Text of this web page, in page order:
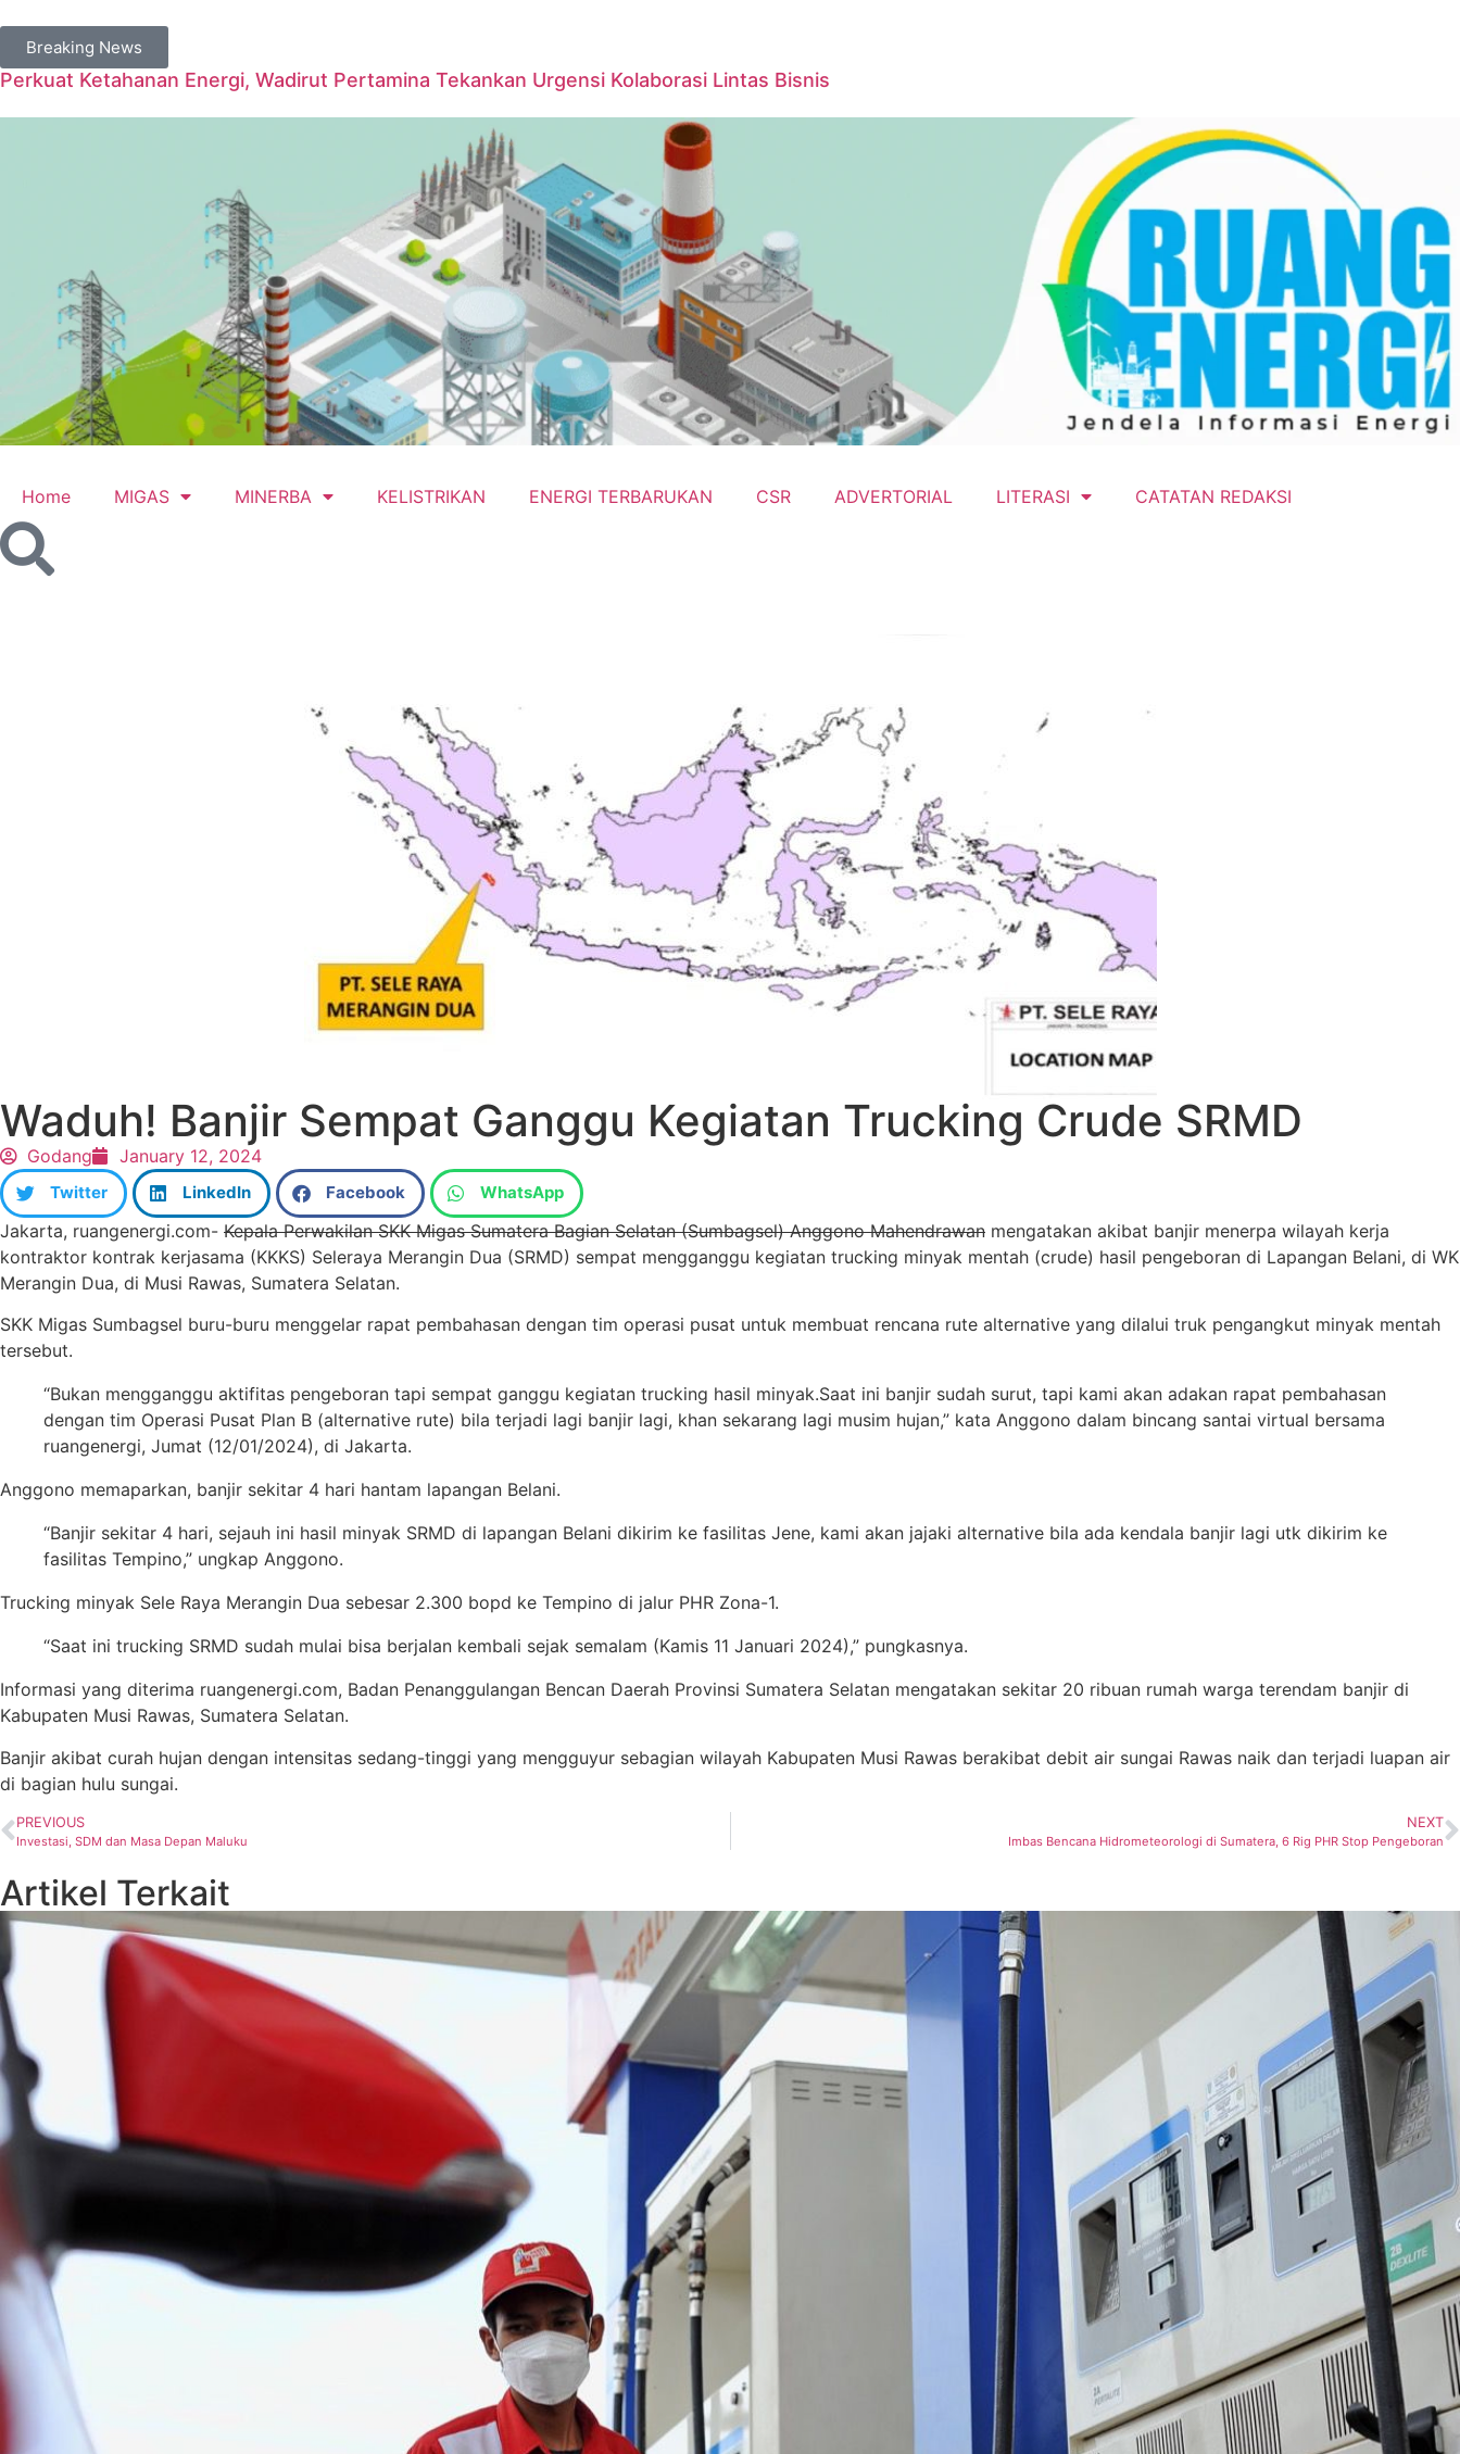
Breaking News
Perkuat Ketahanan Energi, Wadirut Pertamina Tekankan Urgensi Kolaborasi Lintas Bisnis
Home MIGAS MINERBA KELISTRIKAN ENERGI TERBARUKAN CSR ADVERTORIAL LITERASI CATATAN REDAKSI
Waduh! Banjir Sempat Ganggu Kegiatan Trucking Crude SRMD
Godang January 12, 2024
Twitter LinkedIn Facebook WhatsApp
Jakarta, ruangenergi.com- Kepala Perwakilan SKK Migas Sumatera Bagian Selatan (Sumbagsel) Anggono Mahendrawan mengatakan akibat banjir menerpa wilayah kerja
kontraktor kontrak kerjasama (KKKS) Seleraya Merangin Dua (SRMD) sempat mengganggu kegiatan trucking minyak mentah (crude) hasil pengeboran di Lapangan Belani, di WK
Merangin Dua, di Musi Rawas, Sumatera Selatan.
SKK Migas Sumbagsel buru-buru menggelar rapat pembahasan dengan tim operasi pusat untuk membuat rencana rute alternative yang dilalui truk pengangkut minyak mentah
tersebut.
“Bukan mengganggu aktifitas pengeboran tapi sempat ganggu kegiatan trucking hasil minyak.Saat ini banjir sudah surut, tapi kami akan adakan rapat pembahasan
dengan tim Operasi Pusat Plan B (alternative rute) bila terjadi lagi banjir lagi, khan sekarang lagi musim hujan,” kata Anggono dalam bincang santai virtual bersama
ruangenergi, Jumat (12/01/2024), di Jakarta.
Anggono memaparkan, banjir sekitar 4 hari hantam lapangan Belani.
“Banjir sekitar 4 hari, sejauh ini hasil minyak SRMD di lapangan Belani dikirim ke fasilitas Jene, kami akan jajaki alternative bila ada kendala banjir lagi utk dikirim ke
fasilitas Tempino,” ungkap Anggono.
Trucking minyak Sele Raya Merangin Dua sebesar 2.300 bopd ke Tempino di jalur PHR Zona-1.
“Saat ini trucking SRMD sudah mulai bisa berjalan kembali sejak semalam (Kamis 11 Januari 2024),” pungkasnya.
Informasi yang diterima ruangenergi.com, Badan Penanggulangan Bencan Daerah Provinsi Sumatera Selatan mengatakan sekitar 20 ribuan rumah warga terendam banjir di
Kabupaten Musi Rawas, Sumatera Selatan.
Banjir akibat curah hujan dengan intensitas sedang-tinggi yang mengguyur sebagian wilayah Kabupaten Musi Rawas berakibat debit air sungai Rawas naik dan terjadi luapan air
di bagian hulu sungai.
PREVIOUS
Investasi, SDM dan Masa Depan Maluku
NEXT
Imbas Bencana Hidrometeorologi di Sumatera, 6 Rig PHR Stop Pengeboran
Artikel Terkait